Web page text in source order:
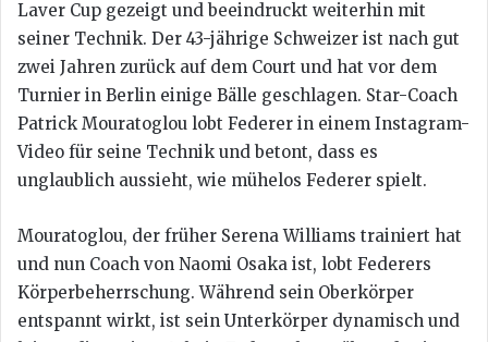
Laver Cup gezeigt und beeindruckt weiterhin mit
seiner Technik. Der 43-jährige Schweizer ist nach gut
zwei Jahren zurück auf dem Court und hat vor dem
Turnier in Berlin einige Bälle geschlagen. Star-Coach
Patrick Mouratoglou lobt Federer in einem Instagram-
Video für seine Technik und betont, dass es
unglaublich aussieht, wie mühelos Federer spielt.
Mouratoglou, der früher Serena Williams trainiert hat
und nun Coach von Naomi Osaka ist, lobt Federers
Körperbeherrschung. Während sein Oberkörper
entspannt wirkt, ist sein Unterkörper dynamisch und